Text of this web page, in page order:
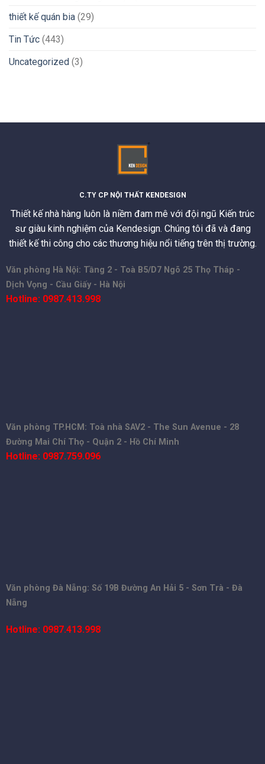
thiết kế quán bia (29)
Tin Tức (443)
Uncategorized (3)
C.TY CP NỘI THẤT KENDESIGN
Thiết kế nhà hàng luôn là niềm đam mê với đội ngũ Kiến trúc
sư giàu kinh nghiệm của Kendesign. Chúng tôi đã và đang
thiết kế thi công cho các thương hiệu nổi tiếng trên thị trường.
Văn phòng Hà Nội: Tầng 2 - Toà B5/D7 Ngõ 25 Thọ Tháp -
Dịch Vọng - Cầu Giấy - Hà Nội
Hotline: 0987.413.998
Văn phòng TP.HCM: Toà nhà SAV2 - The Sun Avenue - 28
Đường Mai Chí Thọ - Quận 2 - Hồ Chí Minh
Hotline: 0987.759.096
Văn phòng Đà Nẵng: Số 19B Đường An Hải 5 - Sơn Trà - Đà
Nẵng
Hotline: 0987.413.998